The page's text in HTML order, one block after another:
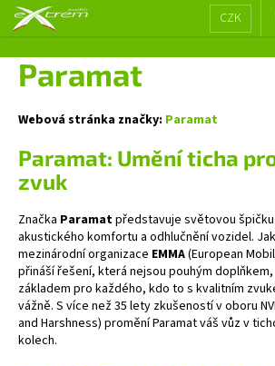
Přejít
CZK
Paramat
Webová stránka značky: Paramat
Paramat: Umění ticha
zvuk
Značka Paramatpředstavuje světovou
akustického komfortu a odhlučnění vozidel.
mezinárodní organizace EMMA(European
přináší řešení, která nejsou pouhým
základem pro každého, kdo to s kvalitním
vážně. S více než 35 lety zkušeností v oboru
and Harshness) promění Paramat váš vůz v
kolech.
š
o
p
o
t
ř
e
b
u
j
e